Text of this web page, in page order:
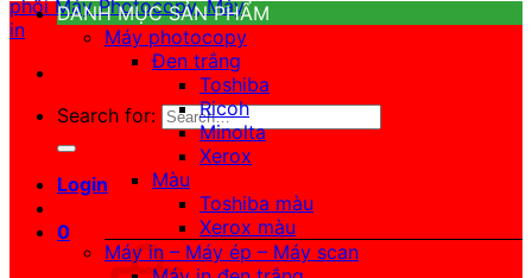
Search for:
Login
0
DANH MỤC SẢN PHẨM
Máy photocopy
Đen trắng
Toshiba
Ricoh
Minolta
Xerox
Màu
Toshiba màu
Xerox màu
Máy in – Máy ép – Máy scan